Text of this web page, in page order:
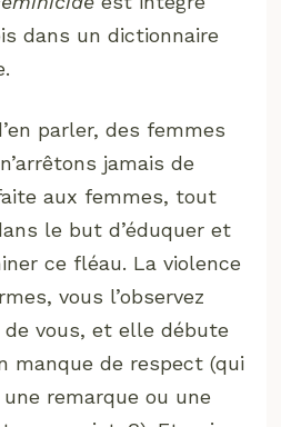
dans un dictionnaire
parler, des femmes
jamais de
aux femmes, tout
le but d’éduquer et
ce fléau. La violence
vous l’observez
vous, et elle débute
manque de respect (qui
remarque ou une